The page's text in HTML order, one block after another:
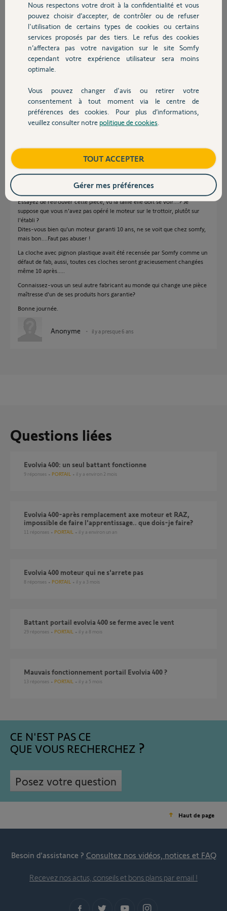
Chauffage
Autres produits
Devis avec un pro
Contact
remplacement (ou achat) de cette pièce
spécifique, comme cela semble avoir été possible pour deux autres
personnes du forum. Je vous en remercie par avance et en serais bien
reconnaissant.
Cordialement,
François
il y a presque 6 ans
Participer au fil de discussion
Réponses
Essayez de retrouver cette pièce, vu la taille elle doit se voir....? Je
suppose que vous n'avez pas opéré le moteur sur le trottoir, plutôt sur
l'établi ?
Dites-vous bien qu'un moteur garanti 10 ans, ne se voit que chez somfy,
mais bon....Faut pas abuser !
La cloche avec pignon plastique avait été recensée par Somfy comme un
défaut de fab, aussi, toutes ces cloches seront gracieusement changées
même 10 après.....
Connaissez-vous un seul autre fabricant au monde qui change une pièce
maîtresse d'un de ses produits hors garantie?
Bonne journée.
Anonyme il y a presque 6 ans
Questions liées
Evolvia 400: un seul battant fonctionne
9 réponses PORTAIL il y a environ 2 mois
Evolvia 400-après remplacement axe moteur et RAZ,
impossible de faire l'apprentissage.. que dois-je faire?
11 réponses PORTAIL il y a environ un an
Evolvia 400 moteur qui ne s'arrete pas
8 réponses PORTAIL il y a 3 mois
Battant portail evolvia 400 se ferme avec le vent
29 réponses PORTAIL il y a 8 mois
Mauvais fonctionnement portail Evolvia 400 ?
13 réponses PORTAIL il y a 5 mois
CE N'EST PAS CE
QUE VOUS RECHERCHEZ
Posez votre question
Haut de page
Besoin d’assistance ? Consultez nos vidéos, notices et FAQ
Recevez nos actus, conseils et bons plans par email !
Nous respectons votre droit à la confidentialité et vous
pouvez choisir d’accepter, de contrôler ou de refuser
l'utilisation de certains types de cookies ou certains
services proposés par des tiers. Le refus des cookies
n’affectera pas votre navigation sur le site Somfy
cependant votre expérience utilisateur sera moins
optimale.
Vous pouvez changer d'avis ou retirer votre
consentement à tout moment via le centre de
préférences des cookies. Pour plus d’informations,
veuillez consulter notre politique de cookies
TOUT ACCEPTER
Gérer mes préférences